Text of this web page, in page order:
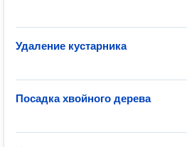
Удаление кустарника
Посадка хвойного дерева